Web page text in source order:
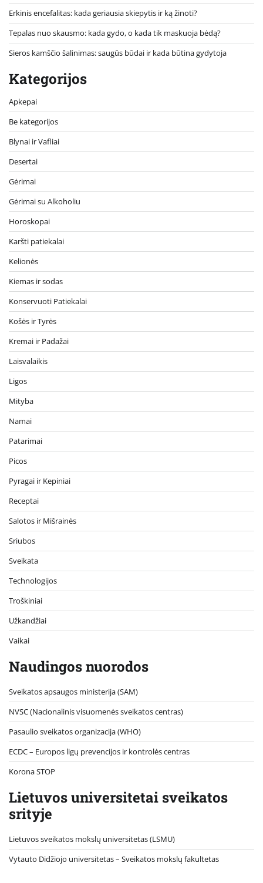
Erkinis encefalitas: kada geriausia skiepytis ir ką žinoti?
Tepalas nuo skausmo: kada gydo, o kada tik maskuoja bėdą?
Sieros kamščio šalinimas: saugūs būdai ir kada būtina gydytoja
Kategorijos
Apkepai
Be kategorijos
Blynai ir Vafliai
Desertai
Gėrimai
Gėrimai su Alkoholiu
Horoskopai
Karšti patiekalai
Kelionės
Kiemas ir sodas
Konservuoti Patiekalai
Košės ir Tyrės
Kremai ir Padažai
Laisvalaikis
Ligos
Mityba
Namai
Patarimai
Picos
Pyragai ir Kepiniai
Receptai
Salotos ir Mišrainės
Sriubos
Sveikata
Technologijos
Troškiniai
Užkandžiai
Vaikai
Naudingos nuorodos
Sveikatos apsaugos ministerija (SAM)
NVSC (Nacionalinis visuomenės sveikatos centras)
Pasaulio sveikatos organizacija (WHO)
ECDC – Europos ligų prevencijos ir kontrolės centras
Korona STOP
Lietuvos universitetai sveikatos
srityje
Lietuvos sveikatos mokslų universitetas (LSMU)
Vytauto Didžiojo universitetas– Sveikatos mokslų fakultetas